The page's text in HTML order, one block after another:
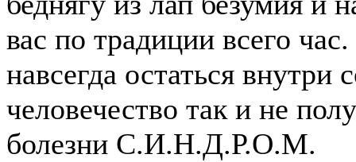
вас по традиции всего
навсегда остаться
человечество так и не
болезни С.И.Н.Д.Р.О.М.